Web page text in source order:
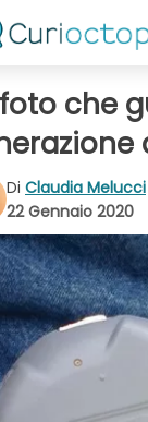
che
Di Claudia Melucci
22 Gennaio 2020